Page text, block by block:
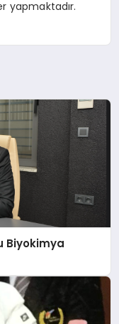
yapmaktadır.
Biyokimya